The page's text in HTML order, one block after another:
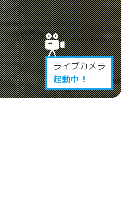
ライブカメラ
起動中！